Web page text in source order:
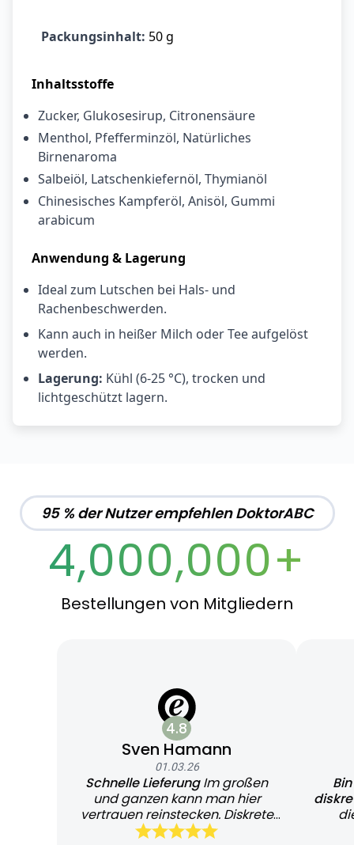
Packungsinhalt: 50 g
Inhaltsstoffe
Zucker, Glukosesirup, Citronensäure
Menthol, Pfefferminzöl, Natürliches
Birnenaroma
Salbeiöl, Latschenkiefernöl, Thymianöl
Chinesisches Kampferöl, Anisöl, Gummi
arabicum
Anwendung & Lagerung
Ideal zum Lutschen bei Hals- und
Rachenbeschwerden.
Kann auch in heißer Milch oder Tee aufgelöst
werden.
Lagerung: Kühl (6-25 °C), trocken und
lichtgeschützt lagern.
95 % der Nutzer empfehlen DoktorABC
4,000,000+
Bestellungen von Mitgliedern
4.8
Sven Hamann
01.03.26
Schnelle LieferungIm großen
und ganzen kann man hier
vertrauen reinstecken. Diskrete
und schnelle Lieferung